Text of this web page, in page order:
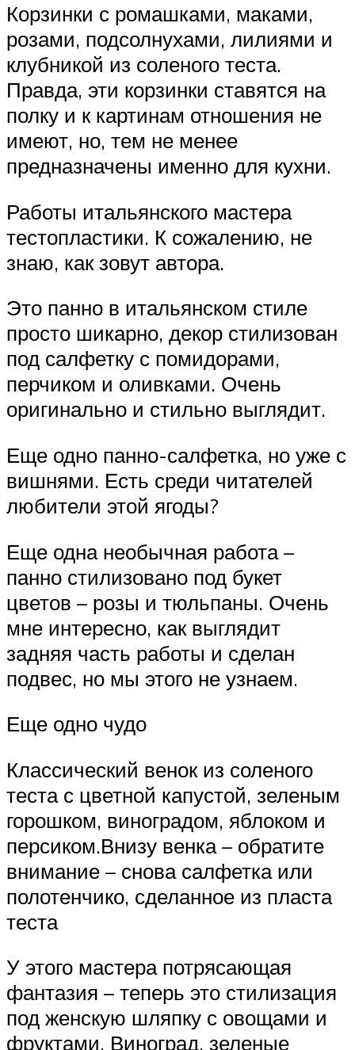
Корзинки с ромашками, маками,
розами, подсолнухами, лилиями и
клубникой из соленого теста.
Правда, эти корзинки ставятся на
полку и к картинам отношения не
имеют, но, тем не менее
предназначены именно для кухни.
Работы итальянского мастера
тестопластики. К сожалению, не
знаю, как зовут автора.
Это панно в итальянском стиле
просто шикарно, декор стилизован
под салфетку с помидорами,
перчиком и оливками. Очень
оригинально и стильно выглядит.
Еще одно панно-салфетка, но уже с
вишнями. Есть среди читателей
любители этой ягоды?
Еще одна необычная работа –
панно стилизовано под букет
цветов – розы и тюльпаны. Очень
мне интересно, как выглядит
задняя часть работы и сделан
подвес, но мы этого не узнаем.
Еще одно чудо
Классический венок из соленого
теста с цветной капустой, зеленым
горошком, виноградом, яблоком и
персиком.Внизу венка – обратите
внимание – снова салфетка или
полотенчико, сделанное из пласта
теста
У этого мастера потрясающая
фантазия – теперь это стилизация
под женскую шляпку с овощами и
фруктами. Виноград, зеленые